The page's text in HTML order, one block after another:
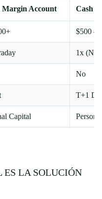
Margin Account Cash
$500 –
1x (No
No
T+1
Capital
ES LA SOLUCIÓN